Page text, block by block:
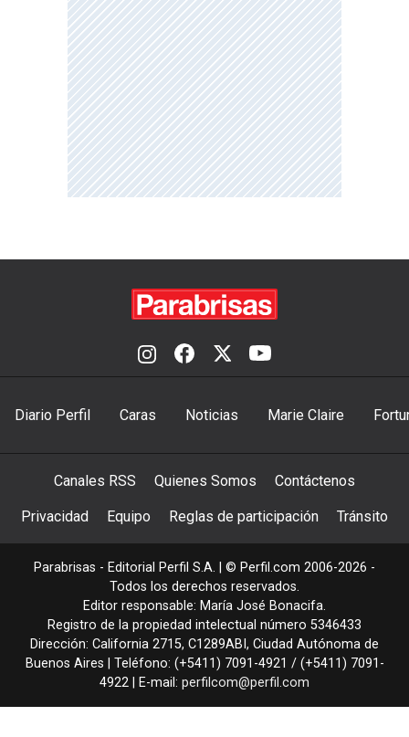
Diario Perfil Caras Noticias Marie Claire
Canales RSS Quienes Somos Contáctenos
Privacidad Equipo Reglas de participación Tránsito
Parabrisas - Editorial Perfil S.A. | © Perfil.com 2006-2026 -
Todos los derechos reservados.
Editor responsable: María José Bonacifa.
Registro de la propiedad intelectual número 5346433
Dirección: California 2715, C1289ABI , Ciudad Autónoma de
Buenos Aires | Teléfono: (+5411) 7091-4921 / (+5411) 7091-
4922 | E-mail: perfilcom@perfil.com